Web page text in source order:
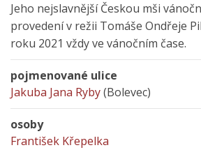
Jeho nejslavnější Českou mši
provedení v režii Tomáše Ondřeje
roku 2021 vždy ve vánočním čase.
pojmenované ulice
Jakuba Jana Ryby(Bolevec)
osoby
František Křepelka